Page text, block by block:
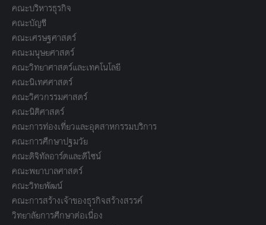
คณะบริหารธุรกิจ
คณะบัญชี
คณะเศรษฐศาสตร์
คณะมนุษยศาสตร์
คณะวิทยาศาสตร์และเทคโนโลยี
คณะนิเทศศาสตร์
คณะวิศวกรรมศาสตร์
คณะนิติศาสตร์
คณะการท่องเที่ยวและอุตสาหกรรมบริการ
คณะการศึกษาปฐมวัย
คณะดิจิทัลอาร์ตและดีไซน์
คณะพยาบาลศาสตร์
คณะวิทยพัฒน์
คณะการสร้างเจ้าของธุรกิจสร้างสรรค์
วิทยาลัยการศึกษาต่อเนื่อง